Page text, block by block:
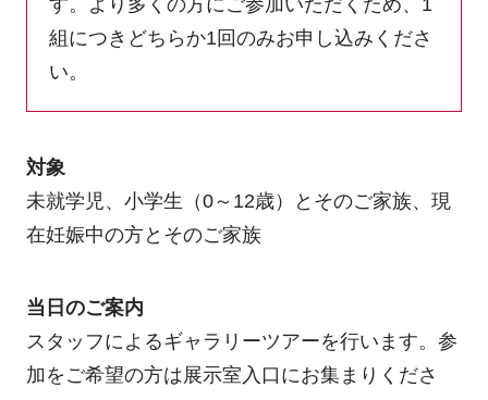
組につきどちらか1回のみお申し込みくださ
い。
対象
未就学児、小学生（0～12歳）とそのご家族、現
在妊娠中の方とそのご家族
当日のご案内
スタッフによるギャラリーツアーを行います。参
加をご希望の方は展示室入口にお集まりくださ